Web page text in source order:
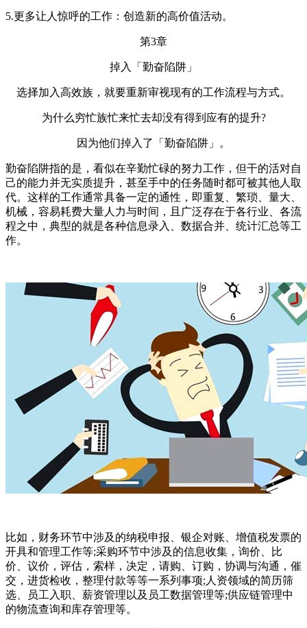
5.更多让人惊呼的工作：创造新的高价值活动。
第3章
掉入「勤奋陷阱」
选择加入高效族，就要重新审视现有的工作流程与方式。
为什么穷忙族忙来忙去却没有得到应有的提升?
因为他们掉入了「勤奋陷阱」。
勤奋陷阱指的是，看似在辛勤忙碌的努力工作，但干的活对自
己的能力并无实质提升，甚至手中的任务随时都可被其他人取
代。这样的工作通常具备一定的通性，即重复、繁琐、量大、
机械，容易耗费大量人力与时间，且广泛存在于各行业、各流
程之中，典型的就是各种信息录入、数据合并、统计汇总等工
作。
比如，财务环节中涉及的纳税申报、银企对账、增值税发票的
开具和管理工作等;采购环节中涉及的信息收集，询价、比
价、议价，评估，索样，决定，请购、订购，协调与沟通，催
交，进货检收，整理付款等等一系列事项;人资领域的简历筛
选、员工入职、薪资管理以及员工数据管理等;供应链管理中
的物流查询和库存管理等。